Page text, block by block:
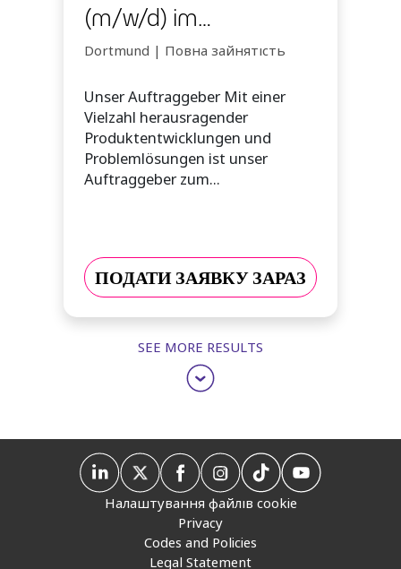
(m/w/d) im
Homeoffice
Dortmund | Повна зайнятість
Unser Auftraggeber Mit einer
Vielzahl herausragender
Produktentwicklungen und
Problemlösungen ist unser
Auftraggeber zum...
ПОДАТИ ЗАЯВКУ ЗАРАЗ
SEE MORE RESULTS
Налаштування файлів cookie
Privacy
Codes and Policies
Legal Statement